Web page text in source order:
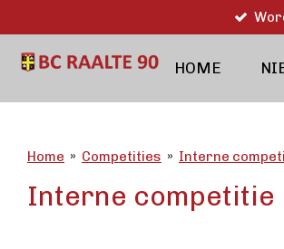
direct
naar
HOME
Home » Competities » Interne
Interne competitie